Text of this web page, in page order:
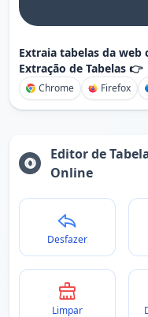
Extraia tabelas da web
Extração de Tabelas 👉
Chrome Firefox
Editor de
Online
Desfazer
Limpar